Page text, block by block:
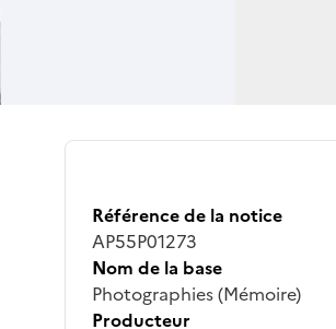
Référence de la notice
AP55P01273
Nom de la base
Photographies (Mémoire)
Producteur